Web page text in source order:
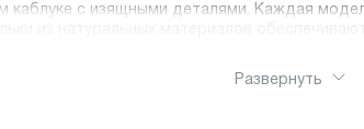
каблуке с изящными деталями. Каждая
холода и влаги, не ограничивая свободу
заедают. Наш интернет-магазин делает
Развернуть